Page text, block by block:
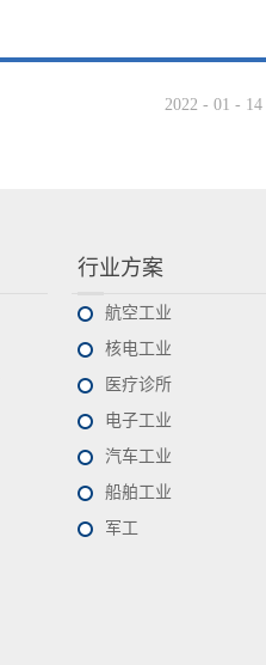
2022 - 01 - 14
行业方案
航空工业
核电工业
医疗诊所
电子工业
汽车工业
船舶工业
军工